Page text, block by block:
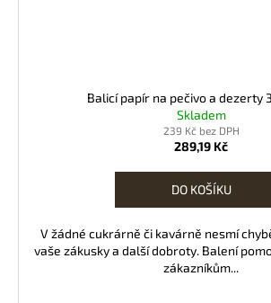
Balicí papír na pečivo a dezerty
Skladem
239 Kč bez DPH
289,19 Kč
DO KOŠÍKU
V žádné cukrárně či kavárně nesmí
vaše zákusky a další dobroty. Balení
zákazníkům...